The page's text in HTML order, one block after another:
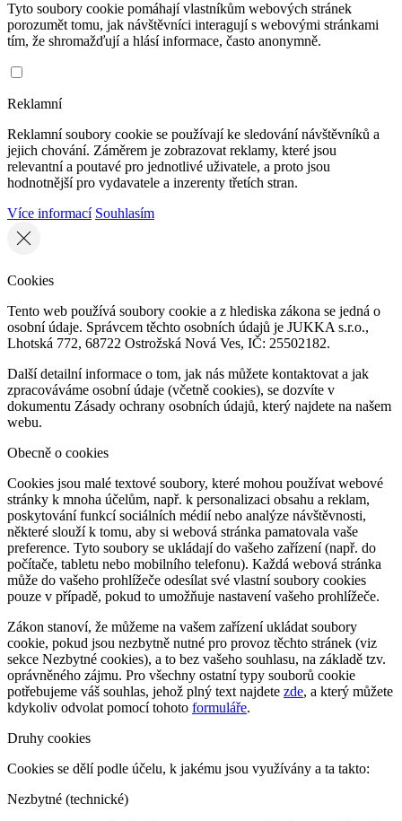
Tyto soubory cookie pomáhají vlastníkům webových stránek
porozumět tomu, jak návštěvníci interagují s webovými stránkami
tím, že shromažďují a hlásí informace, často anonymně.
Reklamní
Reklamní soubory cookie se používají ke sledování návštěvníků a
jejich chování. Záměrem je zobrazovat reklamy, které jsou
relevantní a poutavé pro jednotlivé uživatele, a proto jsou
hodnotnější pro vydavatele a inzerenty třetích stran.
Více informací Souhlasím
Cookies
Tento web používá soubory cookie a z hlediska zákona se jedná o
osobní údaje. Správcem těchto osobních údajů je JUKKA s.r.o.,
Lhotská 772, 68722 Ostrožská Nová Ves, IČ: 25502182.
Další detailní informace o tom, jak nás můžete kontaktovat a jak
zpracováváme osobní údaje (včetně cookies), se dozvíte v
dokumentu Zásady ochrany osobních údajů, který najdete na našem
webu.
Obecně o cookies
Cookies jsou malé textové soubory, které mohou používat webové
stránky k mnoha účelům, např. k personalizaci obsahu a reklam,
poskytování funkcí sociálních médií nebo analýze návštěvnosti,
některé slouží k tomu, aby si webová stránka pamatovala vaše
preference. Tyto soubory se ukládají do vašeho zařízení (např. do
počítače, tabletu nebo mobilního telefonu). Každá webová stránka
může do vašeho prohlížeče odesílat své vlastní soubory cookies
pouze v případě, pokud to umožňuje nastavení vašeho prohlížeče.
Zákon stanoví, že můžeme na vašem zařízení ukládat soubory
cookie, pokud jsou nezbytně nutné pro provoz těchto stránek (viz
sekce Nezbytné cookies), a to bez vašeho souhlasu, na základě tzv.
oprávněného zájmu. Pro všechny ostatní typy souborů cookie
potřebujeme váš souhlas, jehož plný text najdete zde, a který můžete
kdykoliv odvolat pomocí tohoto formuláře.
Druhy cookies
Cookies se dělí podle účelu, k jakému jsou využívány a ta takto:
Nezbytné (technické)